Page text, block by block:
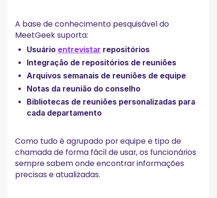
A base de conhecimento pesquisável do
MeetGeek suporta:
Usuário entrevistar repositórios
Integração de repositórios de reuniões
Arquivos semanais de reuniões de equipe
Notas da reunião do conselho
Bibliotecas de reuniões personalizadas para
cada departamento
Como tudo é agrupado por equipe e tipo de
chamada de forma fácil de usar, os funcionários
sempre sabem onde encontrar informações
precisas e atualizadas.